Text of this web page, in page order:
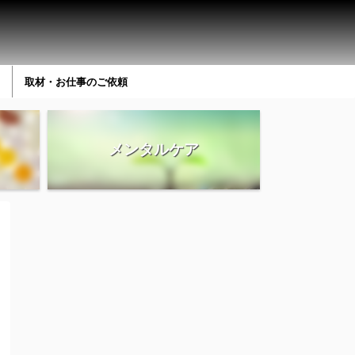
取材・お仕事のご依頼
メンタルケア